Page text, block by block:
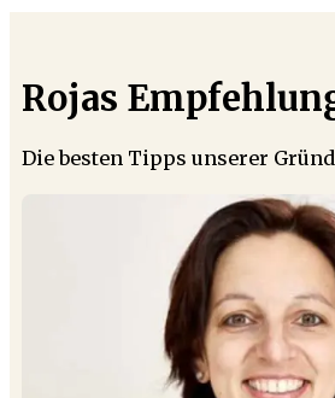
Rojas
Die besten Tipps unserer